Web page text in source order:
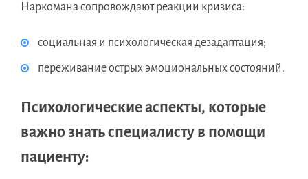
Наркомана сопровождают реакции кризиса:
социальная и психологическая дезадаптация;
переживание острых эмоциональных состояний.
Психологические аспекты, которые
важно знать специалисту в помощи
пациенту: